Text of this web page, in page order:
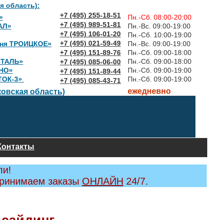
область):
ТРОИЦКОЕ»
3»
область)
+7 (495) 255-18-51
+7 (495) 989-51-81
+7 (495) 106-01-20
+7 (495) 021-59-49
+7 (495) 151-89-76
+7 (495) 085-06-00
+7 (495) 151-89-44
+7 (495) 085-43-71
Пн.-Сб. 08:00-20:00
Пн.-Вс. 09:00-19:00
Пн.-Сб. 10:00-19:00
Пн.-Вс. 09:00-19:00
Пн.-Сб. 09:00-18:00
Пн.-Сб. 09:00-18:00
Пн.-Сб. 09:00-19:00
Пн.-Сб. 09:00-19:00
ежедневно
заказы ОНЛАЙН 24/7.